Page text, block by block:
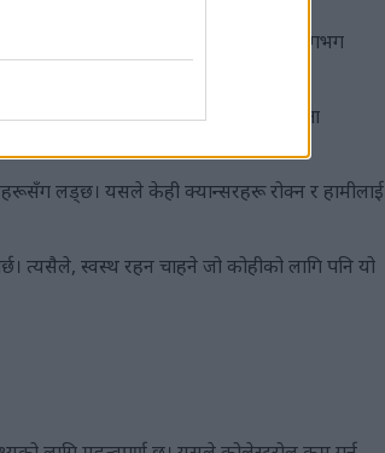
यो वयस्कहरूलाई हरेक दिन चाहिने भन्दा लगभग
मर्मत गर्न मद्दत गर्छ। यसले हाम्रो प्रतिरक्षा
लड्छ। यसले केही क्यान्सरहरू रोक्न र हामीलाई
त्यसैले, स्वस्थ रहन चाहने जो कोहीको लागि पनि यो